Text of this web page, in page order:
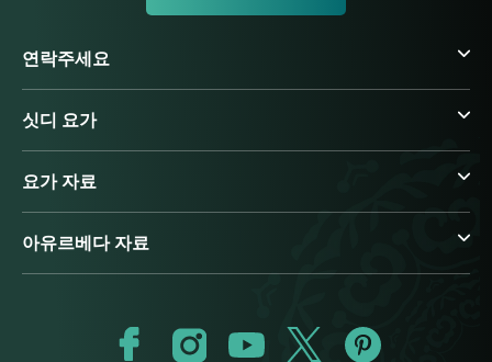
연락주세요
싯디 요가
요가 자료
아유르베다 자료